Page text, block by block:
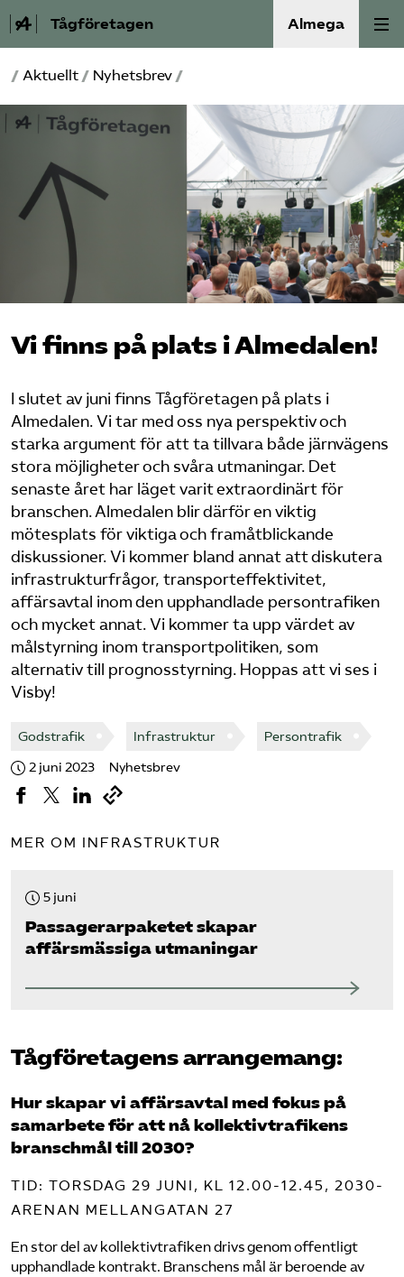
Tågföretagen Almega
Aktuellt
Reformagenda för järnvägen
Våra frågor
Aktiviteter
Om oss
Logga in på Arbetsgivarguiden
Sök på tagforetagen.se
/ Aktuellt / Nyhetsbrev /
Vi finns på plats i Almedalen!
I slutet av juni finns Tågföretagen på plats i
Almedalen. Vi tar med oss nya perspektiv och
starka argument för att ta tillvara både järnvägens
stora möjligheter och svåra utmaningar. Det
senaste året har läget varit extraordinärt för
branschen. Almedalen blir därför en viktig
mötesplats för viktiga och framåtblickande
diskussioner. Vi kommer bland annat att diskutera
infrastrukturfrågor, transporteffektivitet,
affärsavtal inom den upphandlade persontrafiken
och mycket annat. Vi kommer ta upp värdet av
målstyrning inom transportpolitiken, som
alternativ till prognosstyrning. Hoppas att vi ses i
Visby!
Godstrafik Infrastruktur Persontrafik
2 juni 2023 Nyhetsbrev
MER OM INFRASTRUKTUR
5 juni
Passagerarpaketet skapar
affärsmässiga utmaningar
Tågföretagens arrangemang:
Hur skapar vi affärsavtal med fokus på
samarbete för att nå kollektivtrafikens
branschmål till 2030?
TID: TORSDAG 29 JUNI, KL 12.00-12.45, 2030-
ARENAN MELLANGATAN 27
En stor del av kollektivtrafiken drivs genom offentligt
upphandlade kontrakt. Branschens mål är beroende av